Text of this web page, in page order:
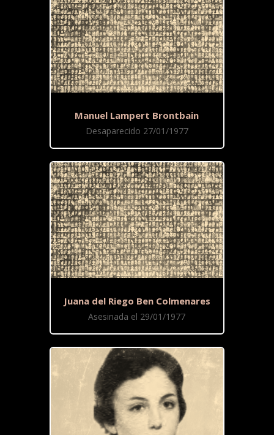
Manuel Lampert Brontbain
Desaparecido 27/01/1977
Juana del Riego Ben Colmenares
Asesinada el 29/01/1977